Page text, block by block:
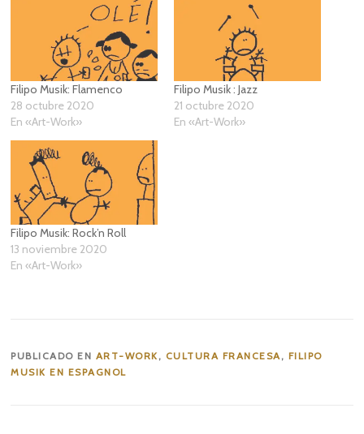
Filipo Musik: Flamenco
28 octubre 2020
En «Art-Work»
Filipo Musik : Jazz
21 octubre 2020
En «Art-Work»
Filipo Musik: Rock’n Roll
13 noviembre 2020
En «Art-Work»
PUBLICADO EN ART-WORK , CULTURA FRANCESA , FILIPO
MUSIK EN ESPAGNOL